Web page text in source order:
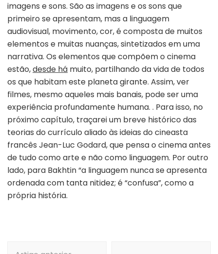
imagens e sons. São as imagens e os sons que
primeiro se apresentam, mas a linguagem
audiovisual, movimento, cor, é composta de muitos
elementos e muitas nuanças, sintetizados em uma
narrativa. Os elementos que compõem o cinema
estão,desde há muito, partilhando da vida de todos
os que habitam este planeta girante. Assim, ver
filmes, mesmo aqueles mais banais, pode ser uma
experiência profundamente humana. . Para isso, no
próximo capítulo, traçarei um breve histórico das
teorias do currículo aliado às ideias do cineasta
francês Jean-Luc Godard, que pensa o cinema antes
de tudo como arte e não como linguagem. Por outro
lado, para Bakhtin “a linguagem nunca se apresenta
ordenada com tanta nitidez; é “confusa”, como a
própria história.